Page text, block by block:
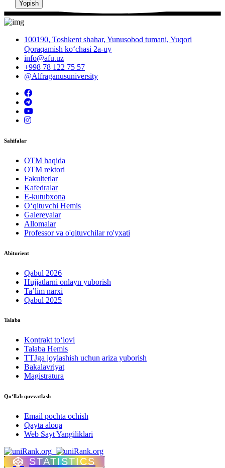
Yopish
100190, Toshkent shahar, Yunusobod tumani, Yuqori
Qoraqamish ko‘chasi 2a-uy
info@afu.uz
+998 78 122 75 57
@Alfraganusuniversity
Sahifalar
OTM haqida
OTM rektori
Fakultetlar
Kafedralar
E-kutubxona
O‘qituvchi Hemis
Galereyalar
Allomalar
Professor va o'qituvchilar ro'yxati
Abiturient
Qabul 2026
Hujjatlarni onlayn yuborish
Ta’lim narxi
Qabul 2025
Talaba
Kontrakt to‘lovі
Talaba Hemis
TTJga joylashish uchun ariza yuborish
Bakalavriyat
Magistratura
Qo‘llab quvvatlash
Email pochta ochish
Qayta aloqa
Web Sayt Yangiliklari
STATISTICS